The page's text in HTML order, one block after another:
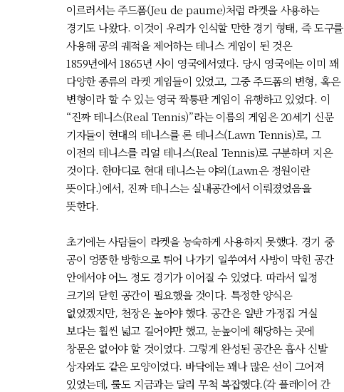
이르러서는 주드폼(Jeu de paume)처럼 라켓을 사용하는
경기도 나왔다. 이것이 우리가 인식할 만한 경기 형태, 즉 도구를
사용해 공의 궤적을 제어하는 테니스 게임이 된 것은
1859년에서 1865년 사이 영국에서였다. 당시 영국에는 이미 꽤
다양한 종류의 라켓 게임들이 있었고, 그중 주드폼의 변형, 혹은
변형이라 할 수 있는 영국 짝퉁판 게임이 유행하고 있었다. 이
“진짜 테니스(Real Tennis)”라는 이름의 게임은 20세기 신문
기자들이 현대의 테니스를 론 테니스(Lawn Tennis)로, 그
이전의 테니스를 리얼 테니스(Real Tennis)로 구분하며 지은
것이다. 한마디로 현대 테니스는 야외(Lawn은 정원이란
뜻이다.)에서, 진짜 테니스는 실내공간에서 이뤄졌었음을
뜻한다.
초기에는 사람들이 라켓을 능숙하게 사용하지 못했다. 경기 중
공이 엉뚱한 방향으로 튀어 나가기 일쑤여서 사방이 막힌 공간
안에서야 어느 정도 경기가 이어질 수 있었다. 따라서 일정
크기의 닫힌 공간이 필요했을 것이다. 특정한 양식은
없었겠지만, 천장은 높아야 했다. 공간은 일반 가정집 거실
보다는 훨씬 넓고 길어야만 했고, 눈높이에 해당하는 곳에
창문은 없어야 할 것이었다. 그렇게 완성된 공간은 흡사 신발
상자와도 같은 모양이었다. 바닥에는 꽤나 많은 선이 그어져
있었는데, 룰도 지금과는 달리 무척 복잡했다.(각 플레이어 간